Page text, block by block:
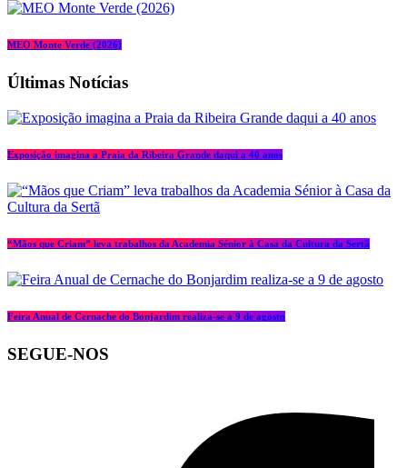
MEO Monte Verde (2026)
Últimas Notícias
Exposição imagina a Praia da Ribeira Grande daqui a 40 anos
“Mãos que Criam” leva trabalhos da Academia Sénior à Casa da Cultura da Sertã
Feira Anual de Cernache do Bonjardim realiza-se a 9 de agosto
SEGUE-NOS